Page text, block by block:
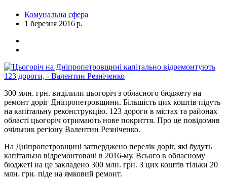
Комунальна сфера
1 березня 2016 р.
300 млн. грн. виділили цьогоріч з обласного бюджету на
ремонт доріг Дніпропетровщини. Більшість цих коштів підуть
на капітальну реконструкцію. 123 дороги в містах та районах
області цьогоріч отримають нове покриття. Про це повідомив
очільник регіону Валентин Резніченко.
На Дніпропетровщині затверджено перелік доріг, які будуть
капітально відремонтовані в 2016-му. Всього в обласному
бюджеті на це закладено 300 млн. грн. З цих коштів тільки 20
млн. грн. піде на ямковий ремонт.